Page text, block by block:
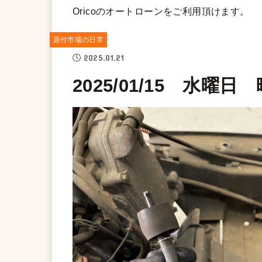
Oricoのオートローンをご利用頂けます。
原付市場の日常
2025.01.21
2025/01/15 水曜日